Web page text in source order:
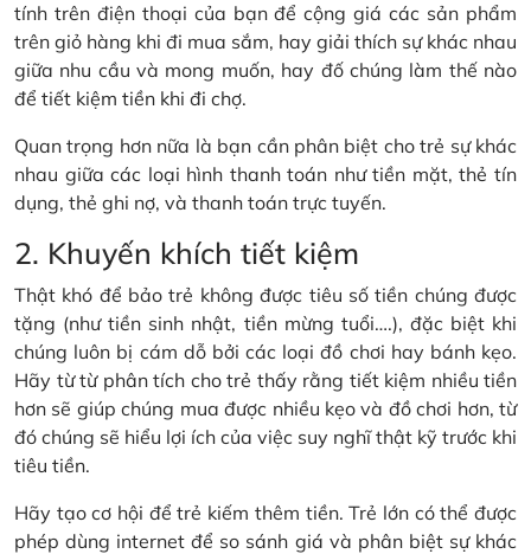
tính trên điện thoại của bạn để cộng giá các sản phẩm
trên giỏ hàng khi đi mua sắm, hay giải thích sự khác nhau
giữa nhu cầu và mong muốn, hay đố chúng làm thế nào
để tiết kiệm tiền khi đi chợ.
Quan trọng hơn nữa là bạn cần phân biệt cho trẻ sự khác
nhau giữa các loại hình thanh toán như tiền mặt, thẻ tín
dụng, thẻ ghi nợ, và thanh toán trực tuyến.
2. Khuyến khích tiết kiệm
Thật khó để bảo trẻ không được tiêu số tiền chúng được
tặng (như tiền sinh nhật, tiền mừng tuổi….), đặc biệt khi
chúng luôn bị cám dỗ bởi các loại đồ chơi hay bánh kẹo.
Hãy từ từ phân tích cho trẻ thấy rằng tiết kiệm nhiều tiền
hơn sẽ giúp chúng mua được nhiều kẹo và đồ chơi hơn, từ
đó chúng sẽ hiểu lợi ích của việc suy nghĩ thật kỹ trước khi
tiêu tiền.
Hãy tạo cơ hội để trẻ kiếm thêm tiền. Trẻ lớn có thể được
phép dùng internet để so sánh giá và phân biệt sự khác